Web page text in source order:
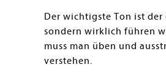
Der wichtigste Ton ist der
sondern wirklich führen
muss man üben und
verstehen.